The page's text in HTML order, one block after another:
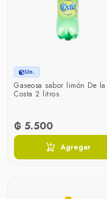
Un.
Gaseosa sabor limón De la
Costa 2 litros
₲ 5.500
Agregar